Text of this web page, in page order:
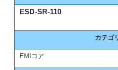
ESD-SR-110
カテゴ
EMIコア